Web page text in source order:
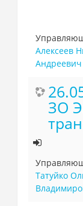
Алексеев
Андреевич
ЗО
Татуйко